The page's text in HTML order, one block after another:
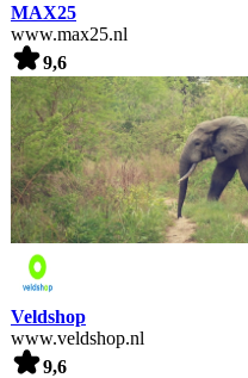
MAX25
www.max25.nl
9,6
Veldshop
www.veldshop.nl
9,6